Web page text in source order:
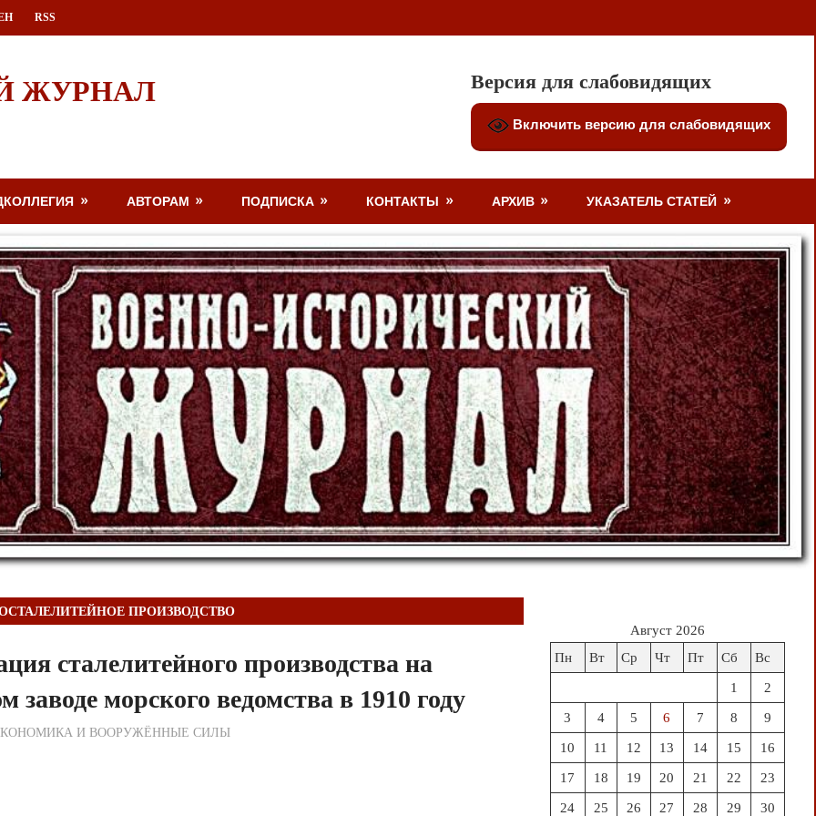
RSS
ЖУРНАЛ Версия для слабовидящих
Включить версию для слабовидящих
АВТОРАМ ПОДПИСКА КОНТАКТЫ АРХИВ УКАЗАТЕЛЬ СТАТЕЙ
ПРОИЗВОДСТВО
сталелитейного производства на
заводе морского ведомства в 1910 году
по Редакции
И ВООРУЖЁННЫЕ СИЛЫ
Август 2026
Пн
Вт Ср Чт Пт Сб Вс
1 2
3 4 5 6 7 8 9
10 11 12 13 14 15 16
17 18 19 20 21 22 23
24 25 26 27 28 29 30